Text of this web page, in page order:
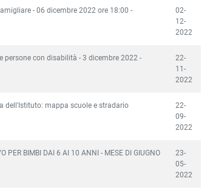
- 06 dicembre 2022 ore 18:00 -
02-
12-
2022
persone con disabilità - 3 dicembre 2022 -
22-
11-
2022
dell'Istituto: mappa scuole e stradario
22-
09-
2022
PER BIMBI DAI 6 AI 10 ANNI - MESE DI GIUGNO
23-
05-
2022